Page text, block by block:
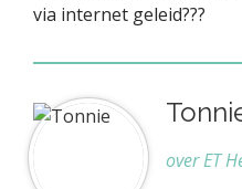
via internet geleid???
over ET